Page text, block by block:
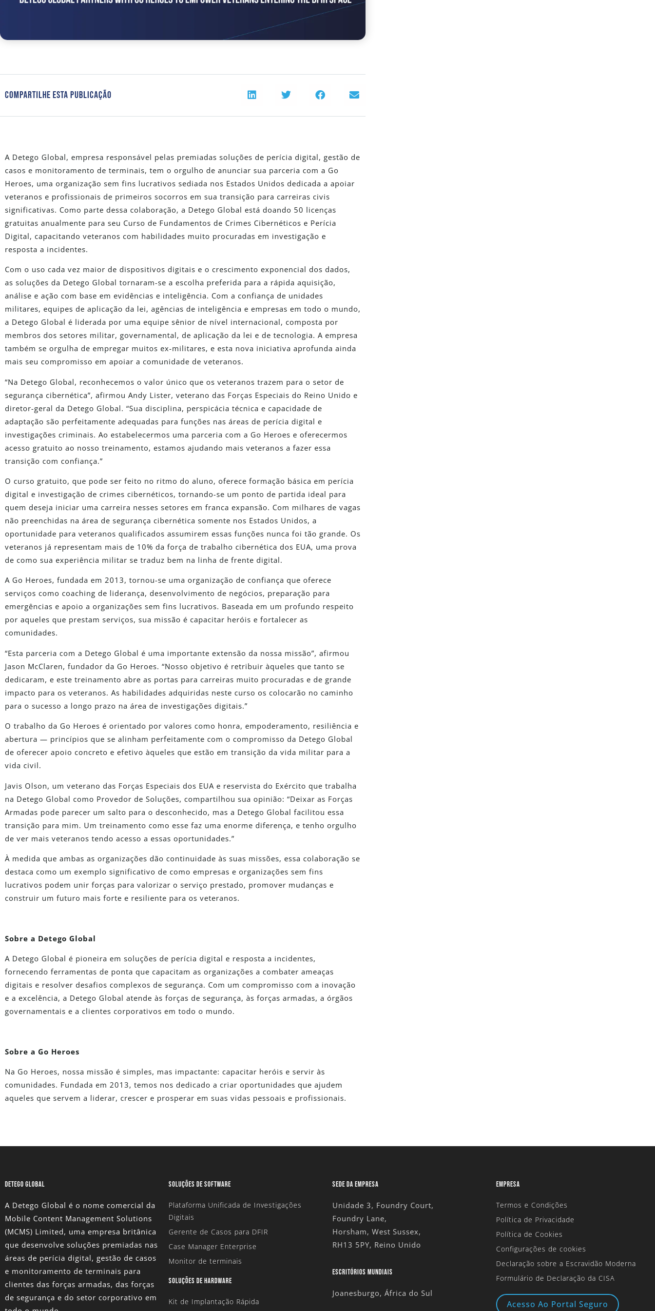
Compartilhe Esta Publicação
A Detego Global, empresa responsável pelas premiadas soluções de perícia digital, gestão de
casos e monitoramento de terminais, tem o orgulho de anunciar sua parceria com a Go
Heroes, uma organização sem fins lucrativos sediada nos Estados Unidos dedicada a apoiar
veteranos e profissionais de primeiros socorros em sua transição para carreiras civis
significativas. Como parte dessa colaboração, a Detego Global está doando 50 licenças
gratuitas anualmente para seu Curso de Fundamentos de Crimes Cibernéticos e Perícia
Digital, capacitando veteranos com habilidades muito procuradas em investigação e
resposta a incidentes.
Com o uso cada vez maior de dispositivos digitais e o crescimento exponencial dos dados,
as soluções da Detego Global tornaram-se a escolha preferida para a rápida aquisição,
análise e ação com base em evidências e inteligência. Com a confiança de unidades
militares, equipes de aplicação da lei, agências de inteligência e empresas em todo o mundo,
a Detego Global é liderada por uma equipe sênior de nível internacional, composta por
membros dos setores militar, governamental, de aplicação da lei e de tecnologia. A empresa
também se orgulha de empregar muitos ex-militares, e esta nova iniciativa aprofunda ainda
mais seu compromisso em apoiar a comunidade de veteranos.
“Na Detego Global, reconhecemos o valor único que os veteranos trazem para o setor de
segurança cibernética”, afirmou Andy Lister, veterano das Forças Especiais do Reino Unido e
diretor-geral da Detego Global. “Sua disciplina, perspicácia técnica e capacidade de
adaptação são perfeitamente adequadas para funções nas áreas de perícia digital e
investigações criminais. Ao estabelecermos uma parceria com a Go Heroes e oferecermos
acesso gratuito ao nosso treinamento, estamos ajudando mais veteranos a fazer essa
transição com confiança.”
O curso gratuito, que pode ser feito no ritmo do aluno, oferece formação básica em perícia
digital e investigação de crimes cibernéticos, tornando-se um ponto de partida ideal para
quem deseja iniciar uma carreira nesses setores em franca expansão. Com milhares de vagas
não preenchidas na área de segurança cibernética somente nos Estados Unidos, a
oportunidade para veteranos qualificados assumirem essas funções nunca foi tão grande. Os
veteranos já representam mais de 10% da força de trabalho cibernética dos EUA, uma prova
de como sua experiência militar se traduz bem na linha de frente digital.
A Go Heroes, fundada em 2013, tornou-se uma organização de confiança que oferece
serviços como coaching de liderança, desenvolvimento de negócios, preparação para
emergências e apoio a organizações sem fins lucrativos. Baseada em um profundo respeito
por aqueles que prestam serviços, sua missão é capacitar heróis e fortalecer as
comunidades.
“Esta parceria com a Detego Global é uma importante extensão da nossa missão”, afirmou
Jason McClaren, fundador da Go Heroes. “Nosso objetivo é retribuir àqueles que tanto se
dedicaram, e este treinamento abre as portas para carreiras muito procuradas e de grande
impacto para os veteranos. As habilidades adquiridas neste curso os colocarão no caminho
para o sucesso a longo prazo na área de investigações digitais.”
O trabalho da Go Heroes é orientado por valores como honra, empoderamento, resiliência e
abertura — princípios que se alinham perfeitamente com o compromisso da Detego Global
de oferecer apoio concreto e efetivo àqueles que estão em transição da vida militar para a
vida civil.
Javis Olson, um veterano das Forças Especiais dos EUA e reservista do Exército que trabalha
na Detego Global como Provedor de Soluções, compartilhou sua opinião: “Deixar as Forças
Armadas pode parecer um salto para o desconhecido, mas a Detego Global facilitou essa
transição para mim. Um treinamento como esse faz uma enorme diferença, e tenho orgulho
de ver mais veteranos tendo acesso a essas oportunidades.”
À medida que ambas as organizações dão continuidade às suas missões, essa colaboração se
destaca como um exemplo significativo de como empresas e organizações sem fins
lucrativos podem unir forças para valorizar o serviço prestado, promover mudanças e
construir um futuro mais forte e resiliente para os veteranos.
Sobre a Detego Global
A Detego Global é pioneira em soluções de perícia digital e resposta a incidentes,
fornecendo ferramentas de ponta que capacitam as organizações a combater ameaças
digitais e resolver desafios complexos de segurança. Com um compromisso com a inovação
e a excelência, a Detego Global atende às forças de segurança, às forças armadas, a órgãos
governamentais e a clientes corporativos em todo o mundo.
Sobre a Go Heroes
Na Go Heroes, nossa missão é simples, mas impactante: capacitar heróis e servir às
comunidades. Fundada em 2013, temos nos dedicado a criar oportunidades que ajudem
aqueles que servem a liderar, crescer e prosperar em suas vidas pessoais e profissionais.
DETEGO GLOBAL
A Detego Global é o nome comercial da
Mobile Content Management Solutions
(MCMS) Limited, uma empresa britânica
que desenvolve soluções premiadas nas
áreas de perícia digital, gestão de casos
e monitoramento de terminais para
clientes das forças armadas, das forças
de segurança e do setor corporativo em
SOLUÇÕES DE SOFTWARE
Plataforma Unificada de Investigações
Digitais
Gerente de Casos para DFIR
Case Manager Enterprise
Monitor de terminais
SOLUÇÕES DE HARDWARE
Kit de Implantação Rápida
SEDE DA EMPRESA
Unidade 3, Foundry Court,
Foundry Lane,
Horsham, West Sussex,
RH13 5PY, Reino Unido
ESCRITÓRIOS MUNDIAIS
Joanesburgo, África do Sul
EMPRESA
Termos e Condições
Política de Privacidade
Política de Cookies
Configurações de cookies
Declaração sobre a Escravidão Moderna
Formulário de Declaração da CISA
Acesso Ao Portal Seguro